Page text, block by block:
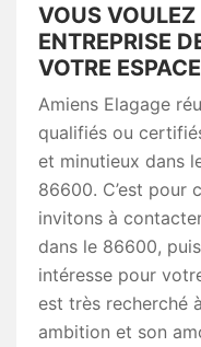
VOUS
ENTREPRISE
VOTRE
Amiens Elagage
qualifiés ou
et minutieux dans
86600. C’est pour
invitons à
dans le 86600,
intéresse pour
est très recherché
ambition et son